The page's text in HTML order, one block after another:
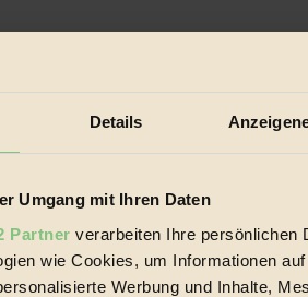
Details
Umgang mit Ihren Daten
Partner verarbeiten Ihre persönlichen
wie Cookies, um Informationen
Werbung und Inhalte,